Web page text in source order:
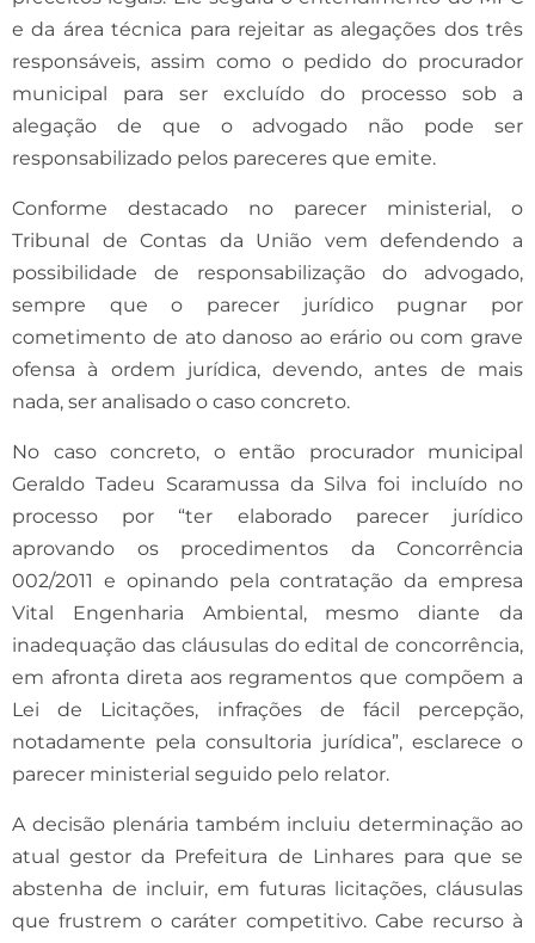
e da área técnica para rejeitar as alegações dos três
responsáveis, assim como o pedido do procurador
municipal para ser excluído do processo sob a
alegação de que o advogado não pode ser
responsabilizado pelos pareceres que emite.
Conforme destacado no parecer ministerial, o
Tribunal de Contas da União vem defendendo a
possibilidade de responsabilização do advogado,
sempre que o parecer jurídico pugnar por
cometimento de ato danoso ao erário ou com grave
ofensa à ordem jurídica, devendo, antes de mais
nada, ser analisado o caso concreto.
No caso concreto, o então procurador municipal
Geraldo Tadeu Scaramussa da Silva foi incluído no
processo por “ter elaborado parecer jurídico
aprovando os procedimentos da Concorrência
002/2011 e opinando pela contratação da empresa
Vital Engenharia Ambiental, mesmo diante da
inadequação das cláusulas do edital de concorrência,
em afronta direta aos regramentos que compõem a
Lei de Licitações, infrações de fácil percepção,
notadamente pela consultoria jurídica”, esclarece o
parecer ministerial seguido pelo relator.
A decisão plenária também incluiu determinação ao
atual gestor da Prefeitura de Linhares para que se
abstenha de incluir, em futuras licitações, cláusulas
que frustrem o caráter competitivo. Cabe recurso à